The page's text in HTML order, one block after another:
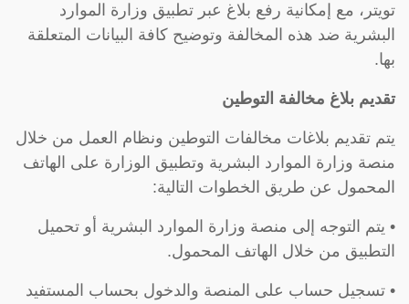
تويتر، مع إمكانية رفع بلاغ عبر تطبيق وزارة الموارد
البشرية ضد هذه المخالفة وتوضيح كافة البيانات المتعلقة
بها.
تقديم بلاغ مخالفة التوطين
يتم تقديم بلاغات مخالفات التوطين ونظام العمل من خلال
منصة وزارة الموارد البشرية وتطبيق الوزارة على الهاتف
المحمول عن طريق الخطوات التالية:
• يتم التوجه إلى منصة وزارة الموارد البشرية أو تحميل
التطبيق من خلال الهاتف المحمول.
• تسجيل حساب على المنصة والدخول بحساب المستفيد